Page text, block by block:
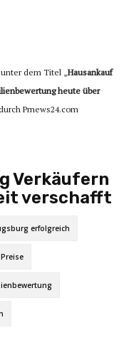
dem Titel „Hausankauf
heute über
Prnews24.com
Verkäufern
verschafft
erfolgreich